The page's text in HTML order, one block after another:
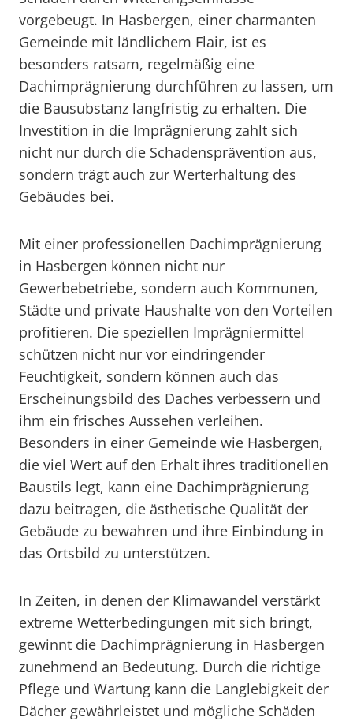
vorgebeugt. In Hasbergen, einer charmanten
Gemeinde mit ländlichem Flair, ist es
besonders ratsam, regelmäßig eine
Dachimprägnierung durchführen zu lassen, um
die Bausubstanz langfristig zu erhalten. Die
Investition in die Imprägnierung zahlt sich
nicht nur durch die Schadensprävention aus,
sondern trägt auch zur Werterhaltung des
Gebäudes bei.
Mit einer professionellen Dachimprägnierung
in Hasbergen können nicht nur
Gewerbebetriebe, sondern auch Kommunen,
Städte und private Haushalte von den Vorteilen
profitieren. Die speziellen Imprägniermittel
schützen nicht nur vor eindringender
Feuchtigkeit, sondern können auch das
Erscheinungsbild des Daches verbessern und
ihm ein frisches Aussehen verleihen.
Besonders in einer Gemeinde wie Hasbergen,
die viel Wert auf den Erhalt ihres traditionellen
Baustils legt, kann eine Dachimprägnierung
dazu beitragen, die ästhetische Qualität der
Gebäude zu bewahren und ihre Einbindung in
das Ortsbild zu unterstützen.
In Zeiten, in denen der Klimawandel verstärkt
extreme Wetterbedingungen mit sich bringt,
gewinnt die Dachimprägnierung in Hasbergen
zunehmend an Bedeutung. Durch die richtige
Pflege und Wartung kann die Langlebigkeit der
Dächer gewährleistet und mögliche Schäden